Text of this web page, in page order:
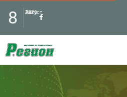
8 Август
2026